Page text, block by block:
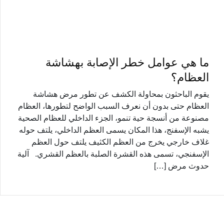
ما هي عوامل خطر الإصابة بهشاشة
العظام؟
يقوم الباحثون بمحاولة الكشف عن تطور مرض هشاشة
العظام حتى بدون أن نعرف السبب الواضح لتطورها، العظام
مصنوعة من أنسجة حية تنمو، الجزء الداخلي للعظام الصحية
يشبه الإسفنج، هذا المكان يسمى العظم الداخلي، يلتف حوله
غلاف خارجي يخرج من العظم الكثيف يلتف حول العظم
الإسفنجي، تسمى هذه القشرة الصلبة بالعظم القشري. آلية
حدوث مرض […]